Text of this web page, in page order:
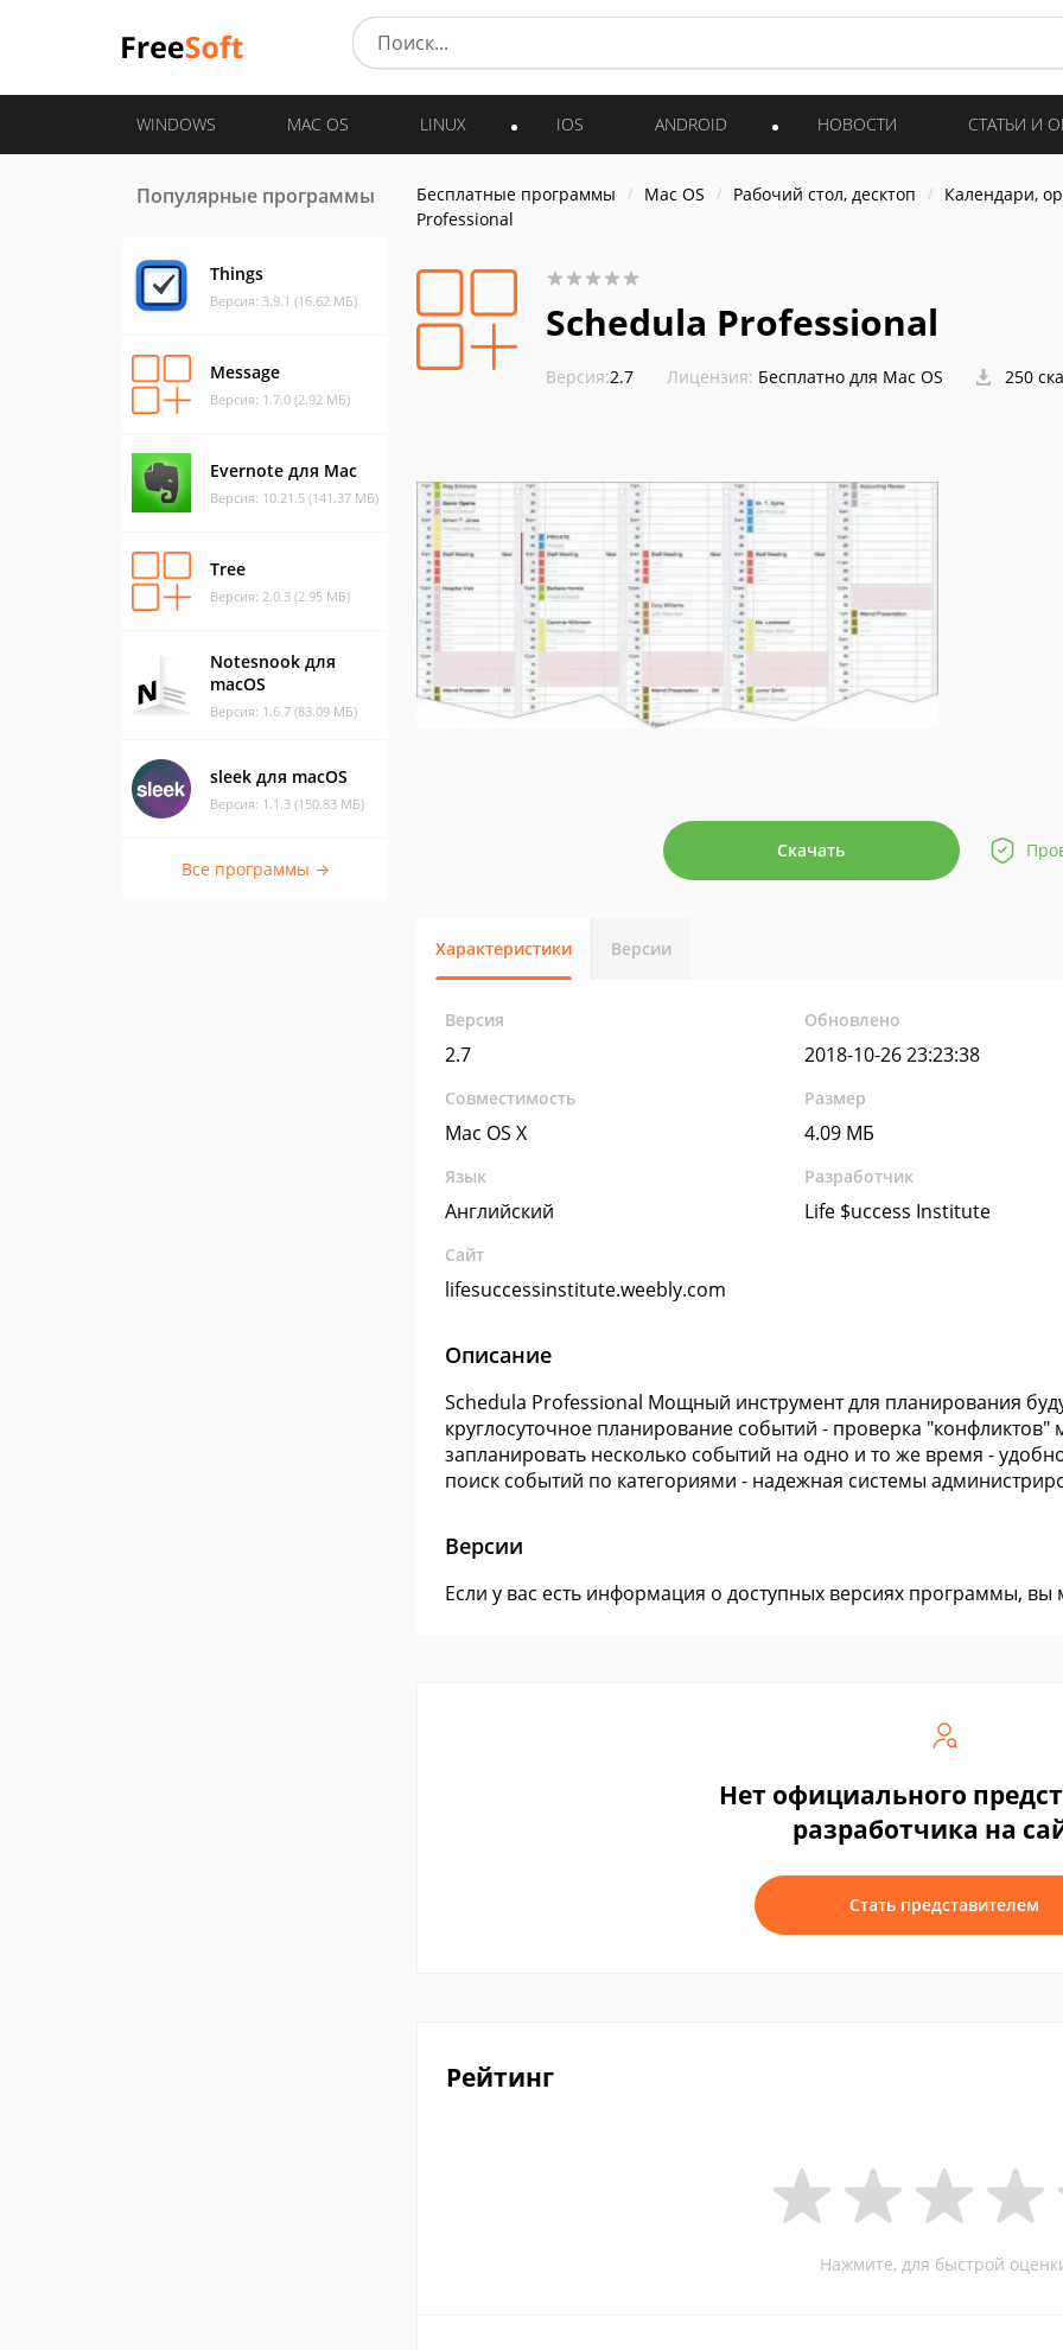
WINDOWS MAC OS LINUX IOS ANDROID НОВОСТИ СТАТЬИ И
Популярные программы
Things
Версия: 3.9.1 (16.62 МБ)
Message
Версия: 1.7.0 (2.92 МБ)
Evernote для Mac
Версия: 10.21.5 (141.37 МБ)
Tree
Версия: 2.0.3 (2.95 МБ)
Notesnook для
macOS
Версия: 1.6.7 (83.09 МБ)
sleek для macOS
Версия: 1.1.3 (150.83 МБ)
Все программы →
Бесплатные программы Mac OS Рабочий стол, десктоп
Календари,
Professional
Schedula Professional
Версия:2.7 Лицензия: Бесплатно для Mac OS 250
Скачать
Характеристики Версии
Версия
2.7
Обновлено
2018-10-26 23:23:38
Совместимость
Mac OS X
Размер
4.09 МБ
Язык
Английский
Разработчик
Life $uccess Institute
Сайт
lifesuccessinstitute.weebly.com
Описание
Schedula Professional Мощный инструмент для планирования
круглосуточное планирование событий - проверка
запланировать несколько событий на одно и то же время -
поиск событий по категориями - надежная системы
Версии
Если у вас есть информация о доступных версиях программы,
Нет официального
разработчика на
Стать представителем
Рейтинг
Нажмите, для быстрой